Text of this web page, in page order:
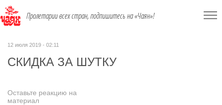
Пролетарии всех стран, подпишитесь на «Чаян»!
12 июля 2019 - 02:11
СКИДКА ЗА ШУТКУ
Оставьте реакцию на
материал